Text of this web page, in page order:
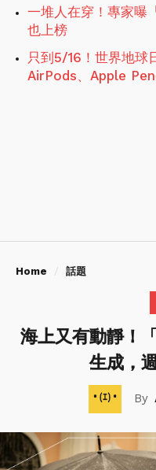
一堆人在穿！專家曝
也上榜
只到5/16！世界地球
AirPods、Apple
Home 話題
海上又有動靜！
生成，